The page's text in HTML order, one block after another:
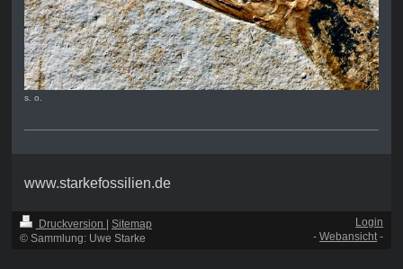
s. o.
www.starkefossilien.de
Druckversion
Sitemap
© Sammlung: Uwe Starke
Login
-Webansicht-